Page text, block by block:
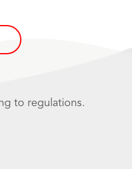
to regulations.